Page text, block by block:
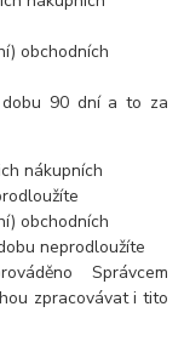
obchodních
dobu 90 dní a to za
nákupních
obchodních
neprodloužíte
Správcem
zpracovávat i tito